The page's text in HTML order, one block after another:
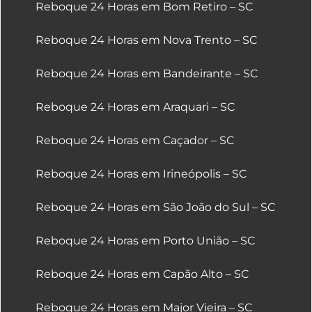
Reboque 24 Horas em Bom Retiro – SC
Reboque 24 Horas em Nova Trento – SC
Reboque 24 Horas em Bandeirante – SC
Reboque 24 Horas em Araquari – SC
Reboque 24 Horas em Caçador – SC
Reboque 24 Horas em Irineópolis – SC
Reboque 24 Horas em São João do Sul – SC
Reboque 24 Horas em Porto União – SC
Reboque 24 Horas em Capão Alto – SC
Reboque 24 Horas em Major Vieira – SC